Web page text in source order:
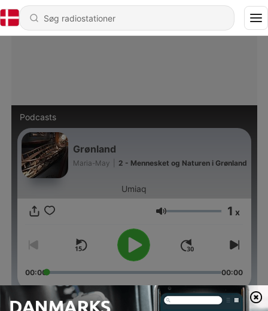
Podcasts
Grønland
Maria-May 2 - Mennesket og Naturen i Grønland
Umiaq
Lydstyrke 1 x
00:00 00:00